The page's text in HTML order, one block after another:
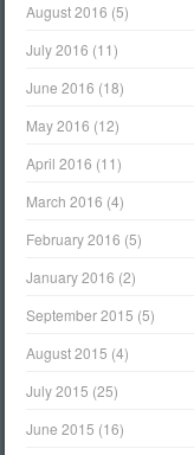
August 2016 (5)
July 2016 (11)
June 2016 (18)
May 2016 (12)
April 2016 (11)
March 2016 (4)
February 2016 (5)
January 2016 (2)
September 2015 (5)
August 2015 (4)
July 2015 (25)
June 2015 (16)